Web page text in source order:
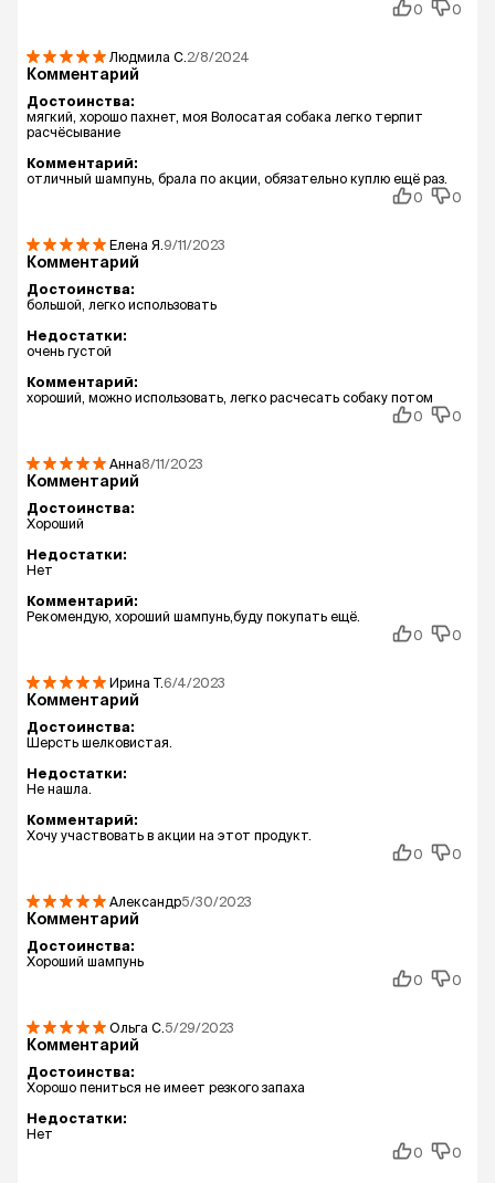
0 0
Людмила С. 2/8/2024
Комментарий
Достоинства:
мягкий, хорошо пахнет, моя Волосатая собака легко терпит
расчёсывание
Комментарий:
отличный шампунь, брала по акции, обязательно куплю ещё раз.
0
0
Елена Я. 9/11/2023
Комментарий
Достоинства:
большой, легко использовать
Недостатки:
очень густой
Комментарий:
хороший, можно использовать, легко расчесать собаку потом
0
0
Анна8/11/2023
Комментарий
Достоинства:
Хороший
Недостатки:
Нет
Комментарий:
Рекомендую, хороший шампунь,буду покупать ещё.
0
0
Ирина Т. 6/4/2023
Комментарий
Достоинства:
Шерсть шелковистая.
Недостатки:
Не нашла.
Комментарий:
Хочу участвовать в акции на этот продукт.
0
0
Александр5/30/2023
Комментарий
Достоинства:
Хороший шампунь
0
0
Ольга С. 5/29/2023
Комментарий
Достоинства:
Хорошо пениться не имеет резкого запаха
Недостатки:
Нет
0
0